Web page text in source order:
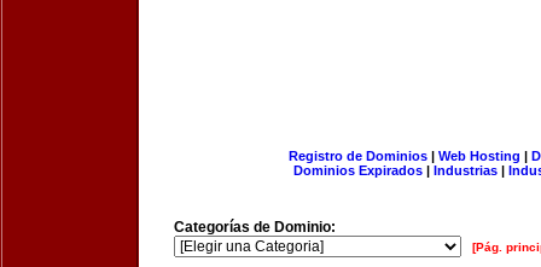
Registro de Dominios| Web Hosting |
Dominios Expirados | Industrias |
Categorías de Dominio:
[Pág.